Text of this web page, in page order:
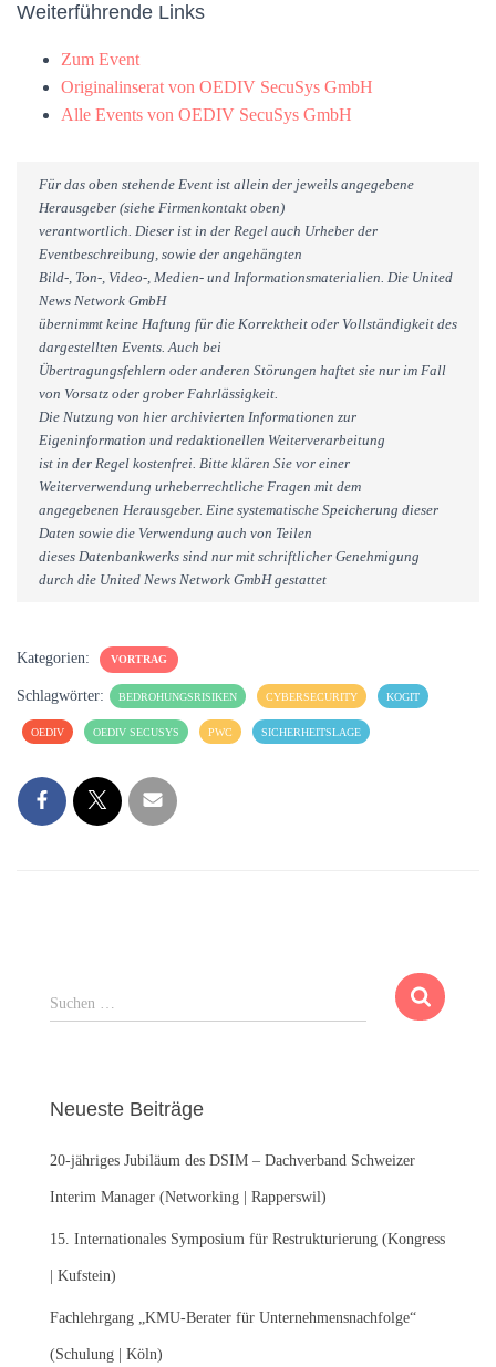
Weiterführende Links
Zum Event
Originalinserat von OEDIV SecuSys GmbH
Alle Events von OEDIV SecuSys GmbH
Für das oben stehende Event ist allein der jeweils angegebene
Herausgeber (siehe Firmenkontakt oben)
verantwortlich. Dieser ist in der Regel auch Urheber der
Eventbeschreibung, sowie der angehängten
Bild-, Ton-, Video-, Medien- und Informationsmaterialien. Die United
News Network GmbH
übernimmt keine Haftung für die Korrektheit oder Vollständigkeit des
dargestellten Events. Auch bei
Übertragungsfehlern oder anderen Störungen haftet sie nur im Fall
von Vorsatz oder grober Fahrlässigkeit.
Die Nutzung von hier archivierten Informationen zur
Eigeninformation und redaktionellen Weiterverarbeitung
ist in der Regel kostenfrei. Bitte klären Sie vor einer
Weiterverwendung urheberrechtliche Fragen mit dem
angegebenen Herausgeber. Eine systematische Speicherung dieser
Daten sowie die Verwendung auch von Teilen
dieses Datenbankwerks sind nur mit schriftlicher Genehmigung
durch die United News Network GmbH gestattet
Kategorien: VORTRAG
Schlagwörter: BEDROHUNGSRISIKEN CYBERSECURITY KOGIT
OEDIV OEDIV SECUSYS PWC SICHERHEITSLAGE
S
u
n
a
c
:
Suchen …
Neueste Beiträge
20-jähriges Jubiläum des DSIM – Dachverband Schweizer
Interim Manager (Networking | Rapperswil)
15. Internationales Symposium für Restrukturierung (Kongress
| Kufstein)
Fachlehrgang „KMU-Berater für Unternehmensnachfolge“
(Schulung | Köln)